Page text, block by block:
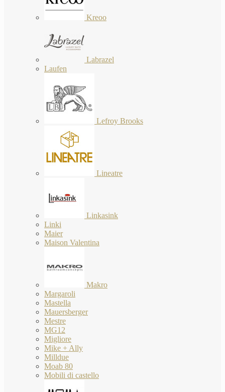
Kreoo
Labrazel
Laufen
Lefroy Brooks
Lineatre
Linkasink
Linki
Maier
Maison Valentina
Makro
Margaroli
Mastella
Mauersberger
Mestre
MG12
Migliore
Mike + Ally
Milldue
Moab 80
Mobili di castello